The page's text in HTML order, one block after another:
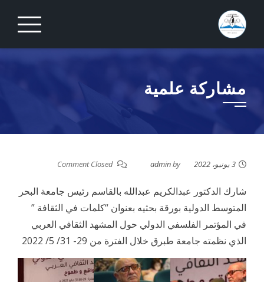
content
مشاركة علمية
3 يونيو، 2022 by
admin
Comment Closed
شارك الدكتور عبدالكريم عبدالله بالقاسم رئيس جامعة البحر
المتوسط الدولية بورقة بحثيه بعنوان “كلمات في الثقافة ”
في المؤتمر الفلسفي الدولي حول المشهد الثقافي العربي
الذي نظمته جامعة طبرق خلال الفترة من 29- 31/ 5/ 2022